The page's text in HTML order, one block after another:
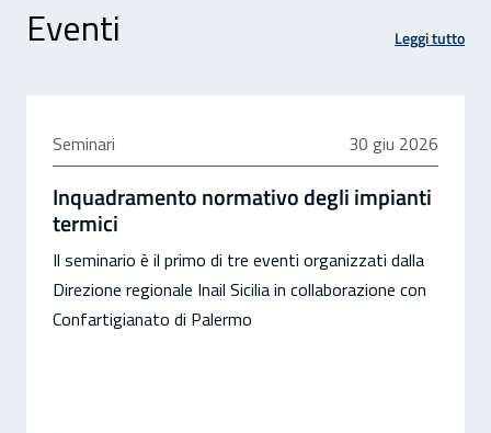
Eventi Leggi tutto
Seminari 30 giugno 2026
30 giu 2026
Inquadramento normativo degli impianti
termici
Il seminario è il primo di tre eventi organizzati dalla
Direzione regionale Inail Sicilia in collaborazione con
Confartigianato di Palermo